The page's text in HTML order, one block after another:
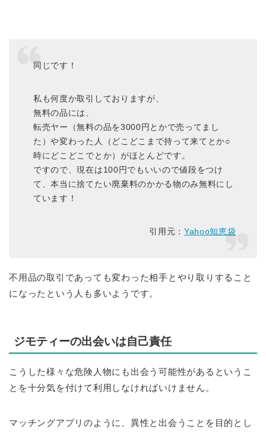
同じです！
私も何度か取引しておりますが、
無料の品には、
転売ヤー（無料の品を3000円とかで売ってまし
た）や変わった人（どこどこまで持って来てとか○
時にどこどこでとか）がほとんどです。
ですので、現在は100円でもいいので値段をつけ
て、本当に捨てたい廃棄料のかかる物のみ無料にし
ています！
引用元： Yahoo知恵袋
不用品の取引であっても変わった相手とやり取りすること
になったという人も多いようです。
ジモティーの出会いは自己責任
こうした様々な危険人物にも出会う可能性があるというこ
とを十分気を付けて利用しなければいけません。
マッチングアプリのように、異性と出会うことを目的とし